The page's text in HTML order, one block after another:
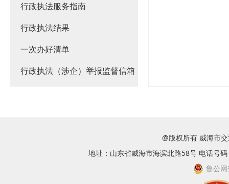
行政执法服务指南
行政执法结果
一次办好清单
行政执法（涉企）举报监督信箱
@版权所有 威海市
地址：山东省威海市海滨北路58号 电话号
鲁公